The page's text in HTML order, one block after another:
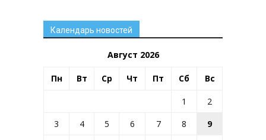
Календарь новостей
Август 2026
Пн Вт Ср Чт Пт Сб Вс
1
2
3
4 5 6 7 8
9